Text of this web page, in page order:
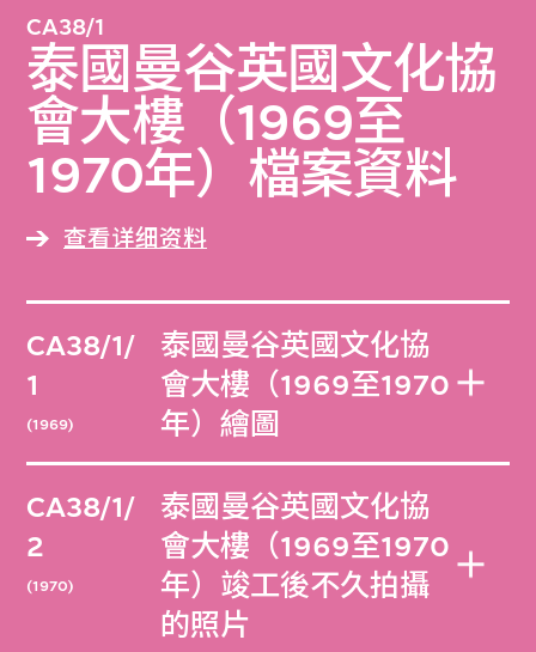
他成立的各個事務所的相關檔案文獻。
第九個系列（CA38/9）基本上是關於其私人
生活與個人藏品的資料，包括他出席各場建築
學研討會和會議的照片，以及他與世界各地著
名建築師在公私場合的合照，如林蒼吉、何
此檔案於2018年贈予M+。當中的實物與數碼
作品於同年運送至M+，此前由書梅春塞家族
擁有與管理。
M+藏品中有其他相關資料，請見泰國曼谷亞
洲銀行總部展示模型（2018.41）與泰國曼谷
民族報大樓模型（2018.42）。此檔案亦與
M+檔案藏品中的兩個全宗互有關聯，分別是
CA38/1
泰國曼谷英國文化協
會大樓（1969至
1970年）檔案資料
查看详细资料
CA38/1/
1
(1969)
泰國曼谷英國文化協
會大樓（1969至1970
年）繪圖
CA38/1/
2
(1970)
泰國曼谷英國文化協
會大樓（1969至1970
年）竣工後不久拍攝
的照片